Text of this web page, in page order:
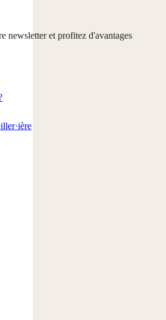
newsletter et profitez d'avantages